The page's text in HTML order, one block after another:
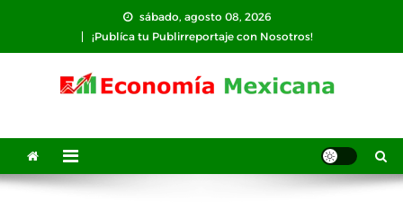
contenido
sábado, agosto 08, 2026
¡Publíca tu Publirreportaje con Nosotros!